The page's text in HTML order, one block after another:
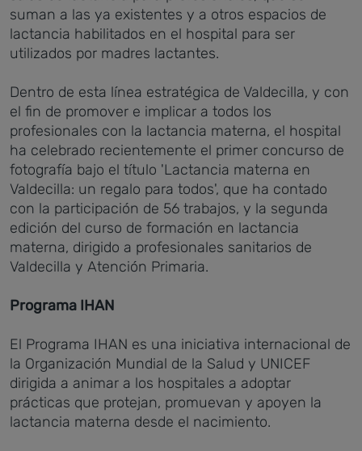
suman a las ya existentes y a otros espacios de
lactancia habilitados en el hospital para ser
utilizados por madres lactantes.
Dentro de esta línea estratégica de Valdecilla, y con
el fin de promover e implicar a todos los
profesionales con la lactancia materna, el hospital
ha celebrado recientemente el primer concurso de
fotografía bajo el título 'Lactancia materna en
Valdecilla: un regalo para todos', que ha contado
con la participación de 56 trabajos, y la segunda
edición del curso de formación en lactancia
materna, dirigido a profesionales sanitarios de
Valdecilla y Atención Primaria.
Programa IHAN
El Programa IHAN es una iniciativa internacional de
la Organización Mundial de la Salud y UNICEF
dirigida a animar a los hospitales a adoptar
prácticas que protejan, promuevan y apoyen la
lactancia materna desde el nacimiento.